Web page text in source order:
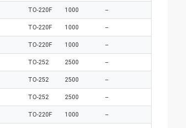
TO-220F 1000 --
TO-220F 1000 --
TO-220F 1000 --
TO-252 2500 --
TO-252 2500 --
TO-252 2500 --
TO-220F 1000 --